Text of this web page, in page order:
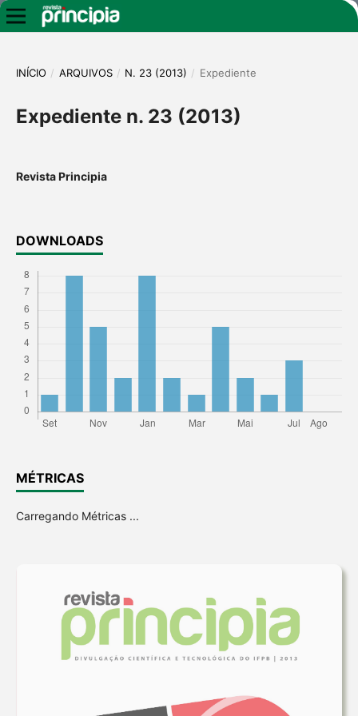
INÍCIO / ARQUIVOS / N. 23 (2013) / Expediente
Expediente n. 23 (2013)
Revista Principia
DOWNLOADS
MÉTRICAS
Carregando Métricas ...